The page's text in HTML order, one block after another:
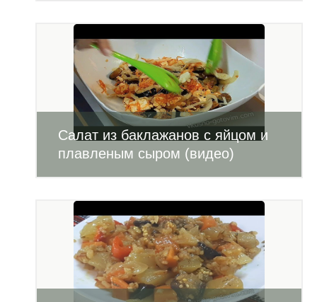
Салат из баклажанов с яйцом и
плавленым сыром (видео)